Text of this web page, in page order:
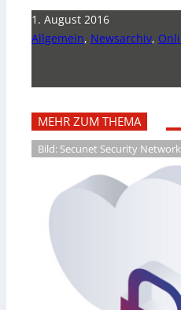
1. August 2016
Allgemein, Newsarchiv,
MEHR ZUM THEMA
Bild: Secunet Security